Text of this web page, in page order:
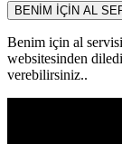
BENİM İÇİN AL
Benim için al
websitesinden
verebilirsiniz..